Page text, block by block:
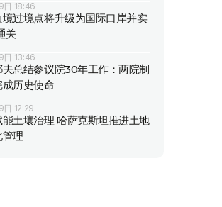
日 18:46
过境点将升级为国际口岸并实
关
日 13:46
总结参议院30年工作：两院制
历史使命
12:29
土壤治理 哈萨克斯坦推进土地
理